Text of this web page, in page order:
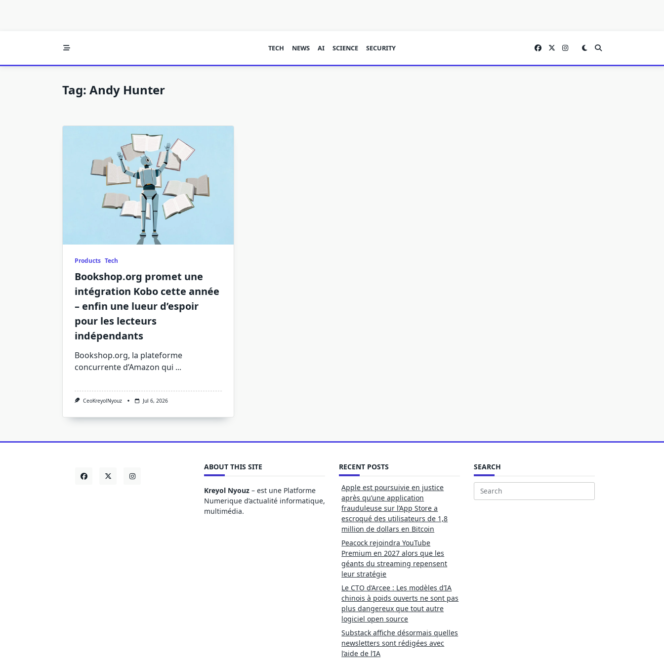
TECH NEWS AI SCIENCE SECURITY
Tag: Andy Hunter
Products Tech
Bookshop.org promet une
intégration Kobo cette année
– enfin une lueur d’espoir
pour les lecteurs
indépendants
Bookshop.org, la plateforme
concurrente d’Amazon qui ...
CeoKreyolNyouz Jul 6, 2026
ABOUT THIS SITE
Kreyol Nyouz – est une Platforme
Numerique d’actualité informatique,
multimédia.
RECENT POSTS
Apple est poursuivie en justice
après qu’une application
frauduleuse sur l’App Store a
escroqué des utilisateurs de 1,8
million de dollars en Bitcoin
Peacock rejoindra YouTube
Premium en 2027 alors que les
géants du streaming repensent
leur stratégie
Le CTO d’Arcee : Les modèles d’IA
chinois à poids ouverts ne sont pas
plus dangereux que tout autre
logiciel open source
Substack affiche désormais quelles
newsletters sont rédigées avec
l’aide de l’IA
SEARCH
Search